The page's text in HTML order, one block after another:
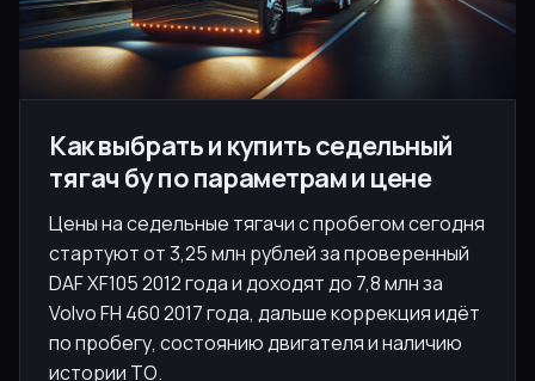
Как выбрать и купить седельный
тягач бу по параметрам и цене
Цены на седельные тягачи с пробегом сегодня
стартуют от 3,25 млн рублей за проверенный
DAF XF105 2012 года и доходят до 7,8 млн за
Volvo FH 460 2017 года, дальше коррекция идёт
по пробегу, состоянию двигателя и наличию
истории ТО.